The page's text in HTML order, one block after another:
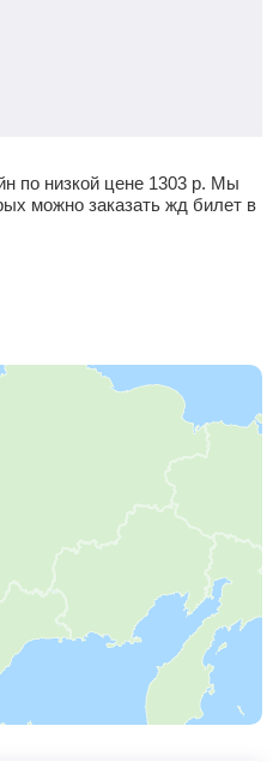
по низкой цене 1303 р. Мы
можно заказать жд билет в